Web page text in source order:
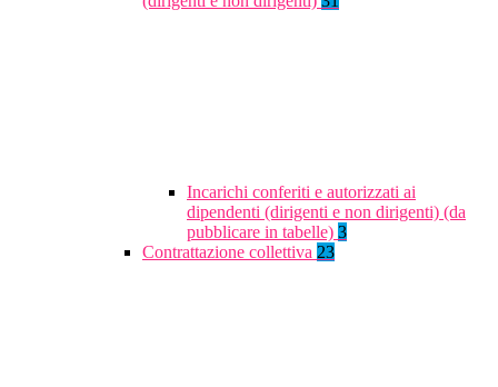
Incarichi conferiti e autorizzati ai
dipendenti (dirigenti e non dirigenti) (da
pubblicare in tabelle) 3
Contrattazione collettiva 23